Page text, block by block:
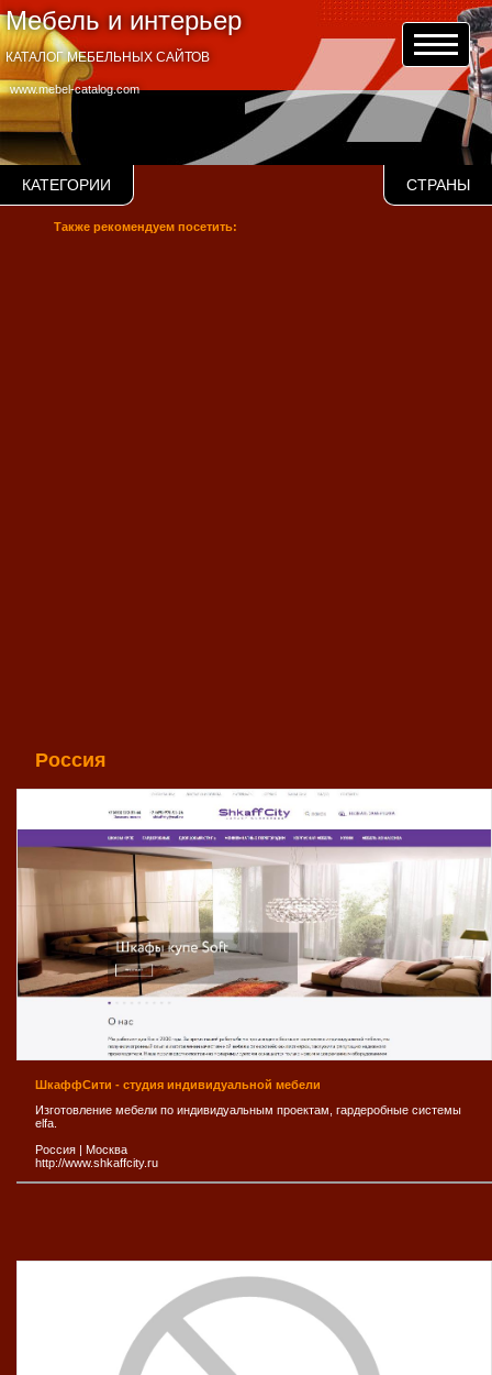
Мебель и интерьер
www.mebel-catalog.com
КАТАЛОГ МЕБЕЛЬНЫХ САЙТОВ
КАТЕГОРИИ СТРАНЫ
Также рекомендуем посетить:
Россия
ШкаффСити - студия индивидуальной мебели
Изготовление мебели по индивидуальным проектам, гардеробные системы
elfa.
Россия | Москва
http://www.shkaffcity.ru